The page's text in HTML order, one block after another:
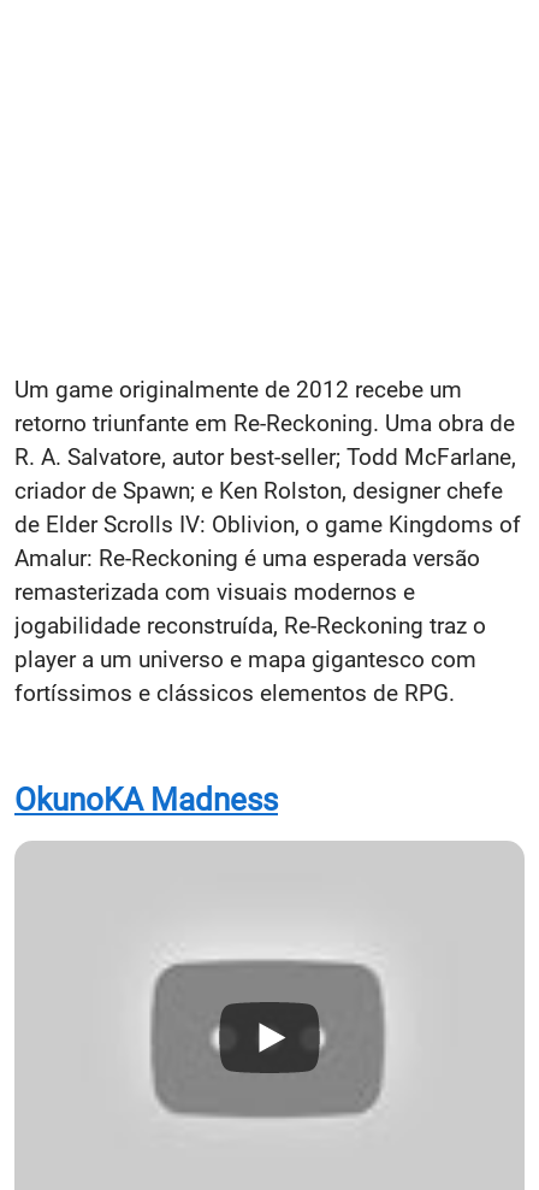
Um game originalmente de 2012 recebe um
retorno triunfante em Re-Reckoning. Uma obra de
R. A. Salvatore, autor best-seller; Todd McFarlane,
criador de Spawn; e Ken Rolston, designer chefe
de Elder Scrolls IV: Oblivion, o game Kingdoms of
Amalur: Re-Reckoning é uma esperada versão
remasterizada com visuais modernos e
jogabilidade reconstruída, Re-Reckoning traz o
player a um universo e mapa gigantesco com
fortíssimos e clássicos elementos de RPG.
OkunoKA Madness